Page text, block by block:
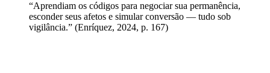
“Aprendiam os códigos para negociar sua permanência,
esconder seus afetos e simular conversão — tudo sob
vigilância.” (Enríquez, 2024, p. 167)